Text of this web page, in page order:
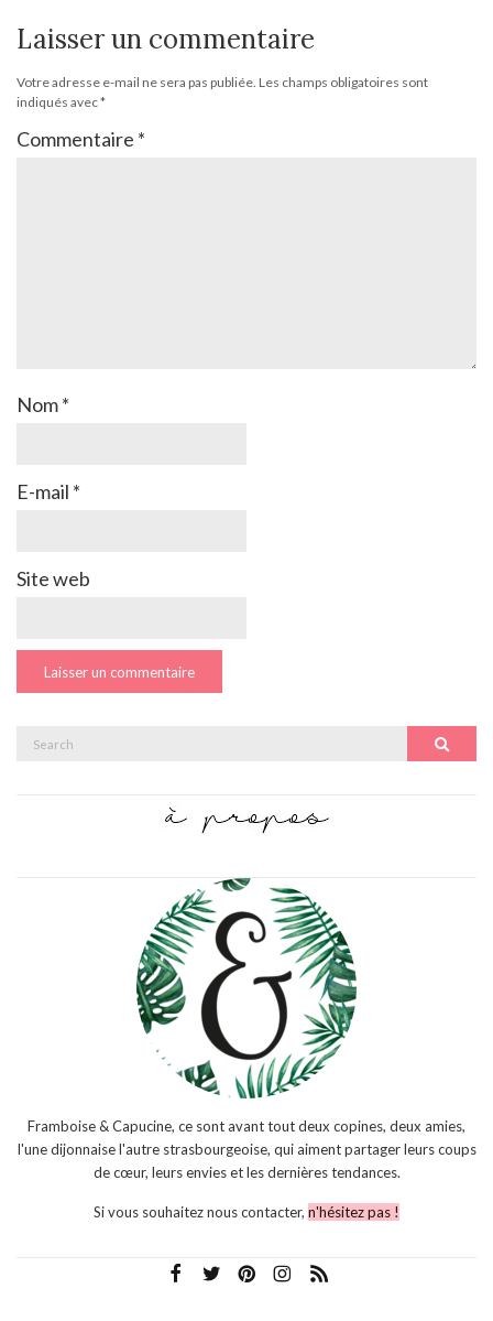
Laisser un commentaire
Votre adresse e-mail ne sera pas publiée. Les champs obligatoires sont
indiqués avec*
Commentaire *
Nom*
E-mail *
Site web
Search
Search
Framboise & Capucine, ce sont avant tout deux copines, deux amies,
l'une dijonnaise l'autre strasbourgeoise, qui aiment partager leurs coups
de cœur, leurs envies et les dernières tendances.
Si vous souhaitez nous contacter, n'hésitez pas !